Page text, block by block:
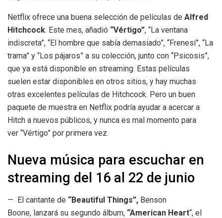
Netflix ofrece una buena selección de películas de Alfred
Hitchcock. Este mes, añadió “Vértigo”, “La ventana
indiscreta”, “El hombre que sabía demasiado”, “Frenesí”, “La
trama” y “Los pájaros” a su colección, junto con “Psicosis”,
que ya está disponible en streaming. Estas películas
suelen estar disponibles en otros sitios, y hay muchas
otras excelentes películas de Hitchcock. Pero un buen
paquete de muestra en Netflix podría ayudar a acercar a
Hitch a nuevos públicos, y nunca es mal momento para
ver “Vértigo” por primera vez.
Nueva música para escuchar en
streaming del 16 al 22 de junio
— El cantante de “Beautiful Things”, Benson
Boone, lanzará su segundo álbum, “American Heart“, el